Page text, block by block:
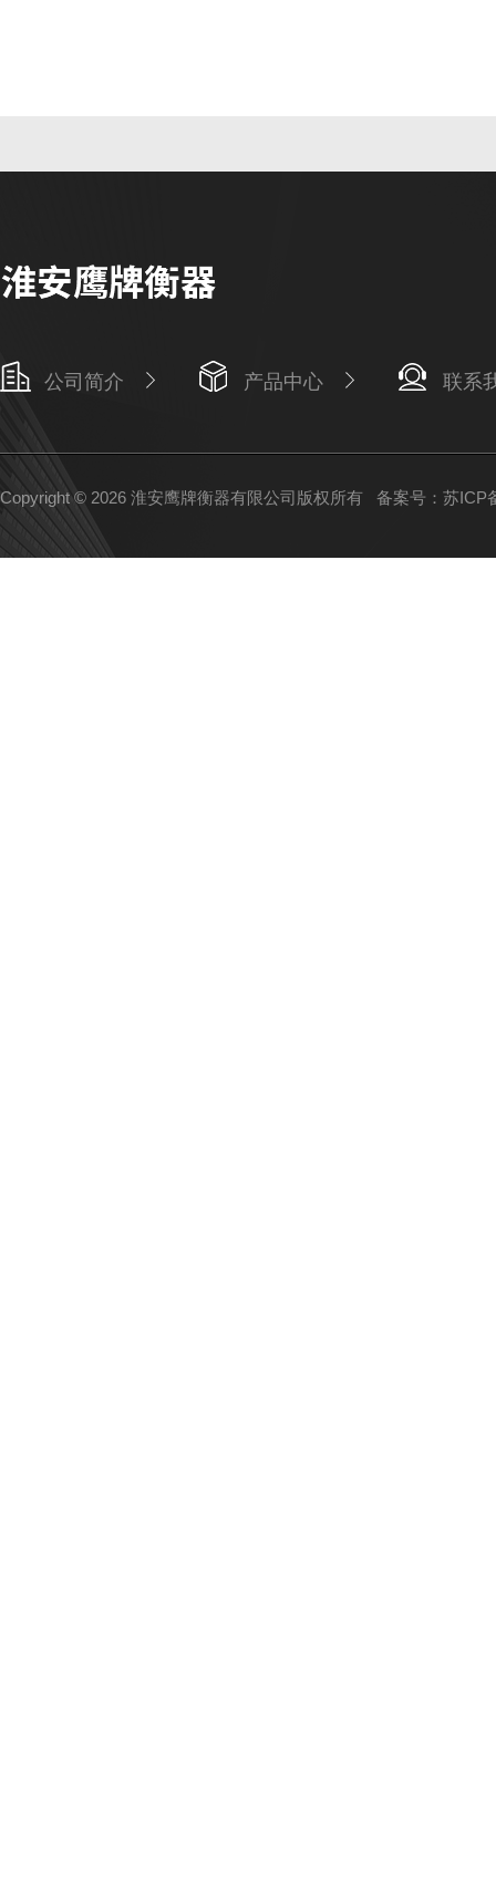
公司简介 产品中心 联系
Copyright © 2026 淮安鹰牌衡器有限公司版权所有 备案号：苏ICP